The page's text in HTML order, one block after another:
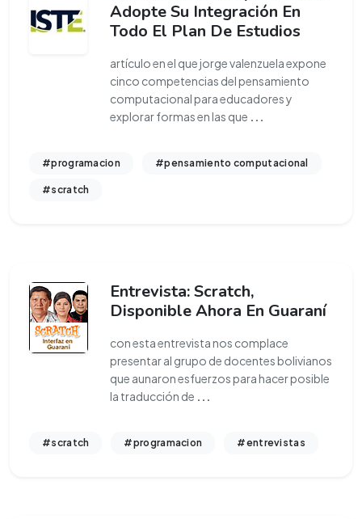
Adopte Su Integración En
Todo El Plan De Estudios
artículo en el que jorge valenzuela expone
cinco competencias del pensamiento
computacional para educadores y
explorar formas en las que
#programacion #pensamiento computacional
#scratch
Entrevista: Scratch,
Disponible Ahora En Guaraní
con esta entrevista nos complace
presentar al grupo de docentes bolivianos
que aunaron esfuerzos para hacer posible
la traducción de
#scratch #programacion #entrevistas